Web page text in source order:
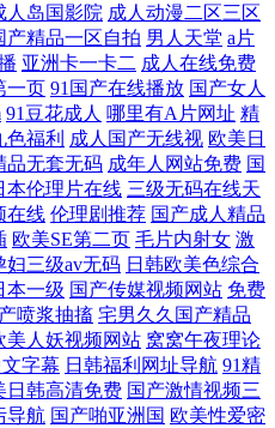
人岛国影院 成人动漫二区三区
产精品一区自拍 男人天堂 a片
亚洲卡一卡二 成人在线免费
一页 91国产在线播放 国产女人
91豆花成人 哪里有A片网址 精
色福利 成人国产无线视 欧美日
品无套无码 成年人网站免费 国
本伦理片在线 三级无码在线天
在线 伦理剧推荐 国产成人精品
欧美SE第二页 毛片内射女 激
妇三级av无码 日韩欧美色综合
本一级 国产传媒视频网站 免费
喷浆抽搐 宅男久久国产精品
美人妖视频网站 窝窝午夜理论
字幕 日韩福利网址导航 91精
日韩高清免费 国产激情视频三
导航 国产啪亚洲国 欧美性爱密